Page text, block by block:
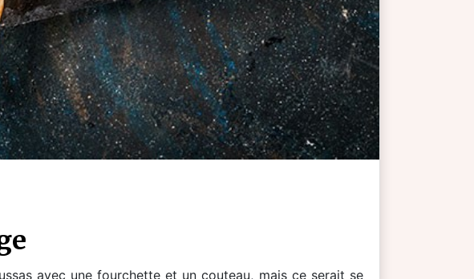
avec une fourchette et un couteau, mais ce serait se